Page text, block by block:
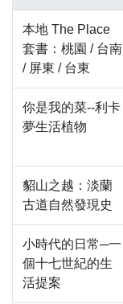
本地 The Place
套書：桃園 / 台南
/ 屏東 / 台東
你是我的菜--利卡
夢生活植物
貂山之越：淡蘭
古道自然發現史
小時代的日常─一
個十七世紀的生
活提案